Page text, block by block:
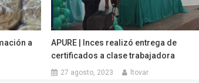
a
APURE | Inces realizó entrega de
certificados a clase trabajadora
27 agosto, 2023 ltovar